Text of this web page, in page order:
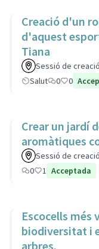
Creació d'un
d'aquest
Tiana
Sessió de
Salut
0 0
Crear un jardí
aromàtiques
Sessió de
0
1 Acceptada
Escocells més
biodiversitat i
arbres.